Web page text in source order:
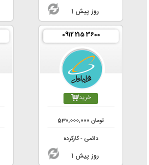
1 روز پیش
0912 215 3600
خرید
530,000,000 تومان
دائمی - کارکرده
1 روز پیش